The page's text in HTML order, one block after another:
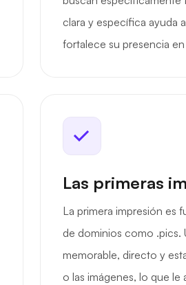
clara y específica ayuda
fortalece su presencia
Las primeras
La primera impresión es
de dominios como .pics.
memorable, directo y
o las imágenes, lo que le